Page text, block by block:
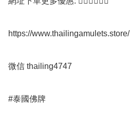
https://www.thailingamulets.store/
微信 thailing4747
#泰國佛牌